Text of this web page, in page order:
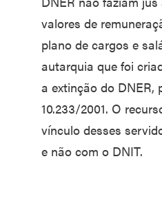
valores de
plano de cargos e
autarquia que foi
a extinção do DNER,
10.233/2001. O
vínculo desses
e não com o DNIT.